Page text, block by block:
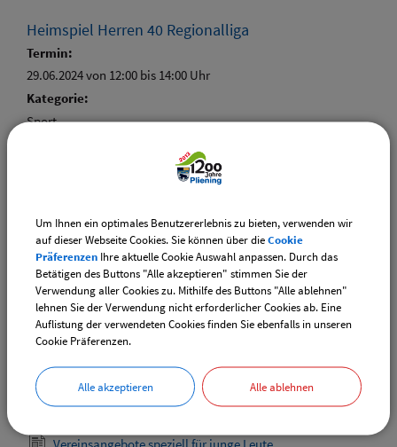
Heimspiel Herren 40 Regionalliga
Termin:
29.06.2024 von 12:00 bis 14:00 Uhr
Kategorie:
Sport
Termin:
29.06.2024 von 12:00bis 14:00 Uhr
Kategorie:
Sport
Weiterführende Links
Um Ihnen ein optimales Benutzererlebnis zu bieten, verwenden wir
auf dieser Webseite Cookies. Sie können über dieCookie
Präferenzen Ihre aktuelle Cookie Auswahl anpassen. Durch das
Betätigen des Buttons "Alle akzeptieren" stimmen Sie der
Verwendung aller Cookies zu. Mithilfe des Buttons "Alle ablehnen"
lehnen Sie der Verwendung nicht erforderlicher Cookies ab. Eine
Auflistung der verwendeten Cookies finden Sie ebenfalls in unseren
Cookie Präferenzen.
Alle akzeptieren Alle ablehnen